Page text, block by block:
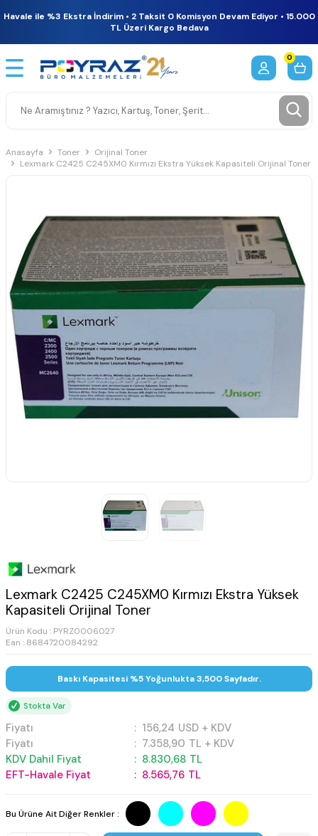
Havale ile %3 Ekstra İndirim • 2 Taksit 0 Komisyon Devam Ediyor • 15.000
TL Üzeri Kargo Bedava
0
Anasayfa Toner
Orijinal Toner
Lexmark C2425 C245XM0 Kırmızı Ekstra Yüksek Kapasiteli Orijinal Toner
Lexmark C2425 C245XM0 Kırmızı Ekstra Yüksek
Kapasiteli Orijinal Toner
Ürün Kodu : PYRZ0006027
Ean : 8684720084292
Baskı Kapasitesi %5 Yoğunlukta 3,500 Sayfadır.
Stokta Var
Fiyatı : 156,24 USD + KDV
Fiyatı
: 7.358,90 TL + KDV
KDV Dahil Fiyat
: 8.830,68 TL
EFT-Havale Fiyat
: 8.565,76 TL
Bu Ürüne Ait Diğer Renkler :